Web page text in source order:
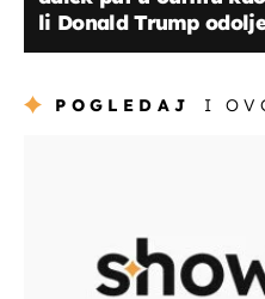
li Donald Trump
POGLEDAJ I